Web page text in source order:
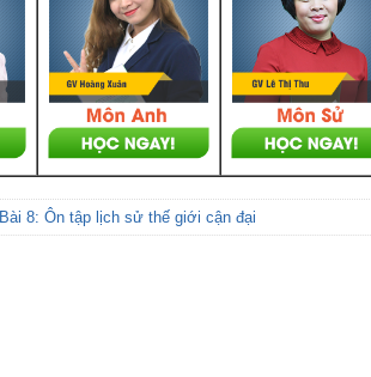
Bài 8: Ôn tập lịch sử thế giới cận đại